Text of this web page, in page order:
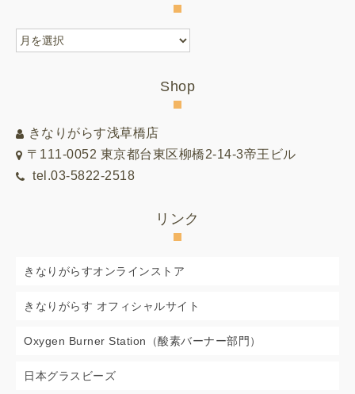
月
別
Shop
きなりがらす浅草橋店
〒111-0052 東京都台東区柳橋2-14-3帝王ビル
tel.03-5822-2518
リンク
きなりがらすオンラインストア
きなりがらす オフィシャルサイト
Oxygen Burner Station（酸素バーナー部門）
日本グラスビーズ